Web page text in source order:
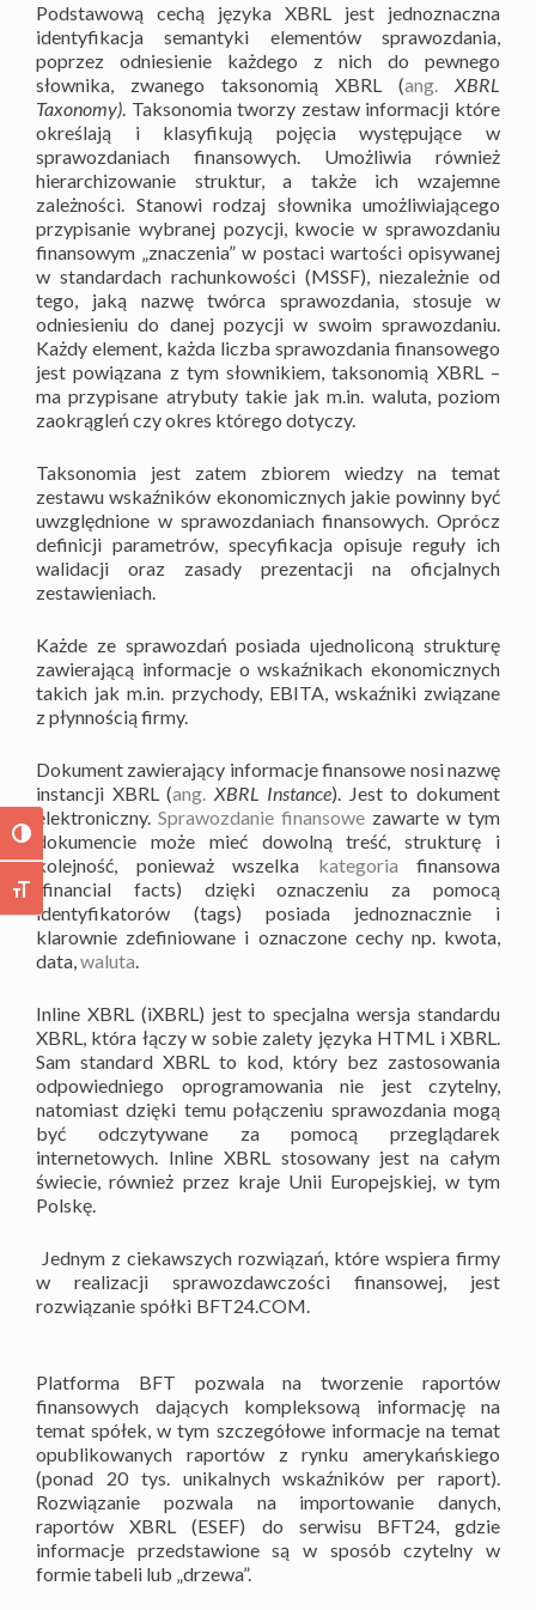
TOGGLE HIGH CONTRAST
TOGGLE FONT SIZE
Podstawową cechą języka XBRL jest jednoznaczna
identyfikacja semantyki elementów sprawozdania,
poprzez odniesienie każdego z nich do pewnego
słownika, zwanego taksonomią XBRL (ang.
XBRL
Taxonomy). Taksonomia tworzy zestaw informacji które
określają i klasyfikują pojęcia występujące w
sprawozdaniach finansowych. Umożliwia również
hierarchizowanie struktur, a także ich wzajemne
zależności. Stanowi rodzaj słownika umożliwiającego
przypisanie wybranej pozycji, kwocie w sprawozdaniu
finansowym „znaczenia” w postaci wartości opisywanej
w standardach rachunkowości (MSSF), niezależnie od
tego, jaką nazwę twórca sprawozdania, stosuje w
odniesieniu do danej pozycji w swoim sprawozdaniu.
Każdy element, każda liczba sprawozdania finansowego
jest powiązana z tym słownikiem, taksonomią XBRL –
ma przypisane atrybuty takie jak m.in. waluta, poziom
zaokrągleń czy okres którego dotyczy.
Taksonomia jest zatem zbiorem wiedzy na temat
zestawu wskaźników ekonomicznych jakie powinny być
uwzględnione w sprawozdaniach finansowych. Oprócz
definicji parametrów, specyfikacja opisuje reguły ich
walidacji oraz zasady prezentacji na oficjalnych
zestawieniach.
Każde ze sprawozdań posiada ujednoliconą strukturę
zawierającą informacje o wskaźnikach ekonomicznych
takich jak m.in. przychody, EBITA, wskaźniki związane
z płynnością firmy.
Dokument zawierający informacje finansowe nosi nazwę
instancji XBRL (ang. XBRL Instance). Jest to dokument
elektroniczny. Sprawozdanie finansowe zawarte w tym
dokumencie może mieć dowolną treść, strukturę i
kolejność, ponieważ wszelka kategoria finansowa
(financial facts) dzięki oznaczeniu za pomocą
identyfikatorów (tags) posiada jednoznacznie i
klarownie zdefiniowane i oznaczone cechy np. kwota,
data,waluta.
Inline XBRL (iXBRL) jest to specjalna wersja standardu
XBRL, która łączy w sobie zalety języka HTML i XBRL.
Sam standard XBRL to kod, który bez zastosowania
odpowiedniego oprogramowania nie jest czytelny,
natomiast dzięki temu połączeniu sprawozdania mogą
być odczytywane za pomocą przeglądarek
internetowych. Inline XBRL stosowany jest na całym
świecie, również przez kraje Unii Europejskiej, w tym
Polskę.
Jednym z ciekawszych rozwiązań, które wspiera firmy
w realizacji sprawozdawczości finansowej, jest
rozwiązanie spółki BFT24.COM.
Platforma BFT pozwala na tworzenie raportów
finansowych dających kompleksową informację na
temat spółek, w tym szczegółowe informacje na temat
opublikowanych raportów z rynku amerykańskiego
(ponad 20 tys. unikalnych wskaźników per raport).
Rozwiązanie pozwala na importowanie danych,
raportów XBRL (ESEF) do serwisu BFT24, gdzie
informacje przedstawione są w sposób czytelny w
formie tabeli lub „drzewa”.